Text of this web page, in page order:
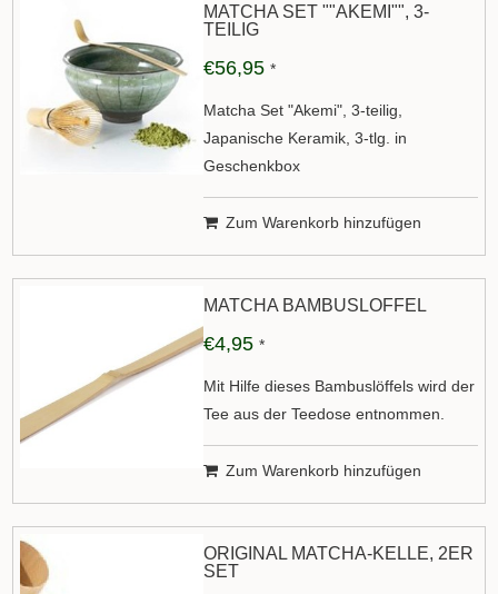
MATCHA SET ""AKEMI"", 3-
TEILIG
€56,95 *
Matcha Set "Akemi", 3-teilig,
Japanische Keramik, 3-tlg. in
Geschenkbox
Zum Warenkorb hinzufügen
MATCHA BAMBUSLÖFFEL
€4,95 *
Mit Hilfe dieses Bambuslöffels wird der
Tee aus der Teedose entnommen.
Zum Warenkorb hinzufügen
ORIGINAL MATCHA-KELLE, 2ER
SET